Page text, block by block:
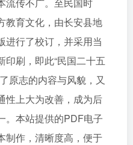
教育文化，由长安县地
进行了校订，并采用当
印刷，即此“民国二十五
原志的内容与风貌，又
性上大为改善，成为后
。本站提供的PDF电子
制作，清晰度高，便于